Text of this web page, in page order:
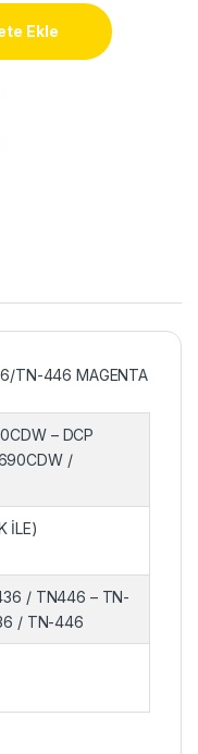
446 MAGENTA
Ekle
TN-446 MAGENTA
– DCP
/
İLE)
/ TN446 – TN-
/ TN-446